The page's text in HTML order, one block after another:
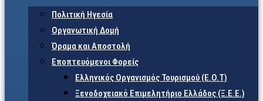
Πολιτική Ηγεσία
Οργανωτική Δομή
Όραμα και Αποστολή
Εποπτευόμενοι Φορείς
Eλληνικός Οργανισμός Τουρισμού (Ε.Ο.Τ)
Ξενοδοχειακό Επιμελητήριο Ελλάδος (Ξ.Ε.Ε.)